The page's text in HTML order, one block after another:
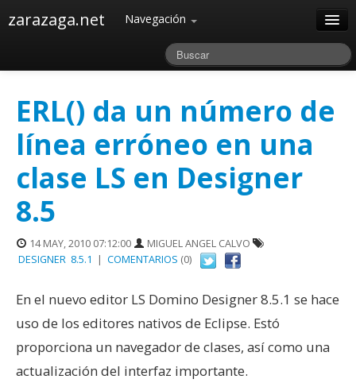
zarazaga.net Navegación
Archivos
ERL() da un número de
línea erróneo en una
clase LS en Designer
8.5
14 MAY, 2010 07:12:00
MIGUEL ANGEL CALVO
DESIGNER 8.5.1 | COMENTARIOS (0)
En el nuevo editor LS Domino Designer 8.5.1 se hace
uso de los editores nativos de Eclipse. Estó
proporciona un navegador de clases, así como una
actualización del interfaz importante.